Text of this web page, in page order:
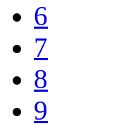
6
7
8
9